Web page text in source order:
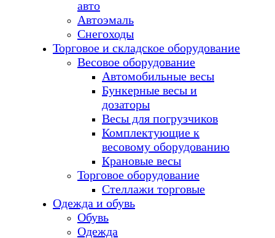
авто
Автоэмаль
Снегоходы
Торговое и складское оборудование
Весовое оборудование
Автомобильные весы
Бункерные весы и
дозаторы
Весы для погрузчиков
Комплектующие к
весовому оборудованию
Крановые весы
Торговое оборудование
Стеллажи торговые
Одежда и обувь
Обувь
Одежда